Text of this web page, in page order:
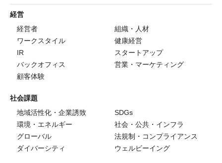
経営
経営者
組織・人材
ワークスタイル
健康経営
IR
スタートアップ
バックオフィス
営業・マーケティング
顧客体験
社会課題
地域活性化・企業誘致
SDGs
環境・エネルギー
社会・公共・インフラ
グローバル
法規制・コンプライアンス
ダイバーシティ
ウェルビーイング